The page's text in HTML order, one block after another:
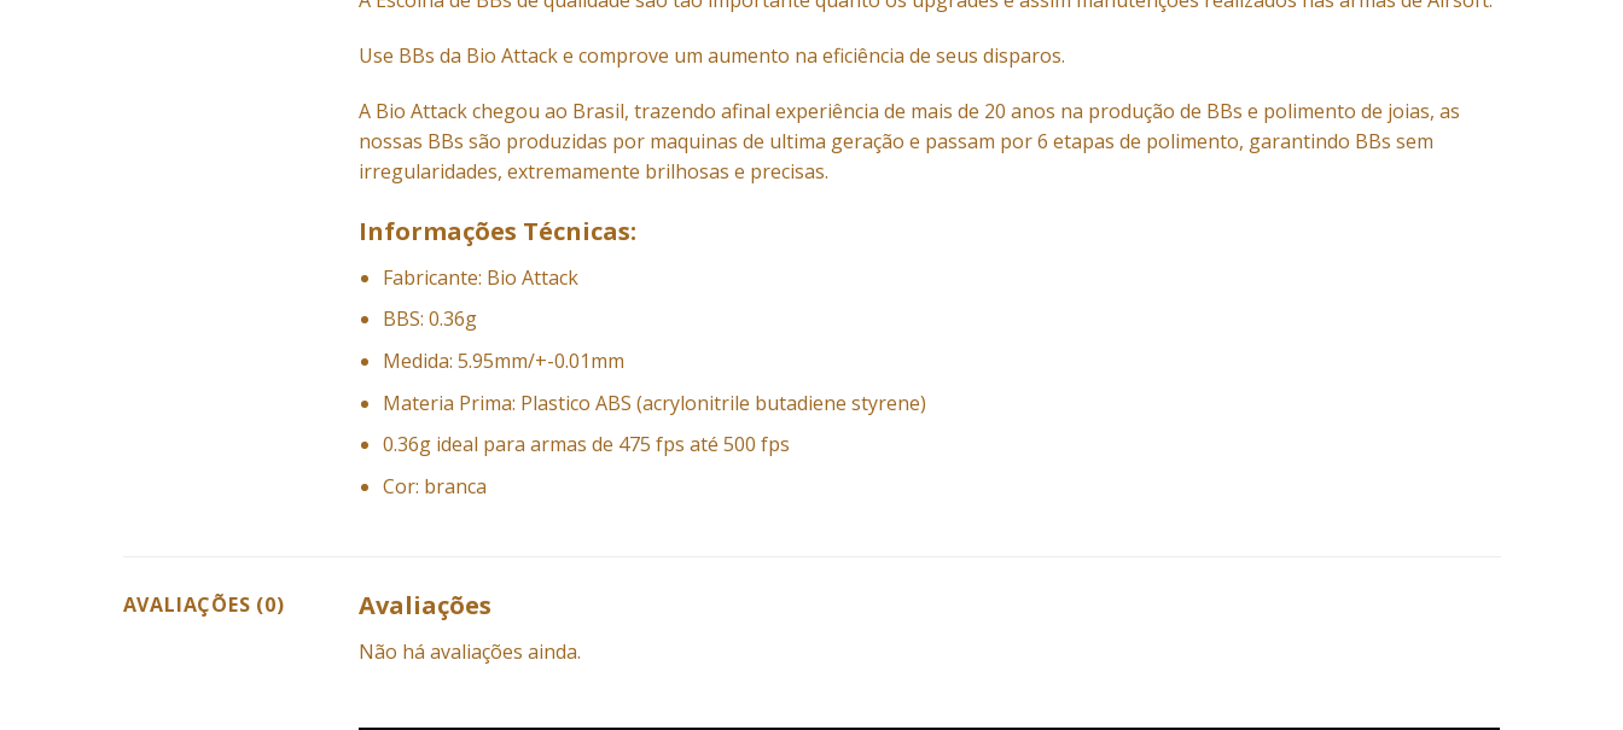
Use BBs da Bio Attack e comprove um aumento na eficiência de seus disparos.
A Bio Attack chegou ao Brasil, trazendo afinal experiência de mais de 20 anos na produção de BBs e polimento de joias, as
nossas BBs são produzidas por maquinas de ultima geração e passam por 6 etapas de polimento, garantindo BBs sem
irregularidades, extremamente brilhosas e precisas.
Informações Técnicas:
Fabricante: Bio Attack
BBS: 0.36g
Medida: 5.95mm/+-0.01mm
Materia Prima: Plastico ABS (acrylonitrile butadiene styrene)
0.36g ideal para armas de 475 fps até 500 fps
Cor: branca
AVALIAÇÕES (0) Avaliações
Não há avaliações ainda.